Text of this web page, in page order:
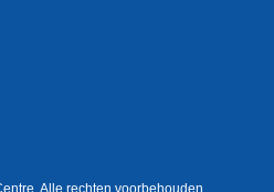
Alle rechten voorbehouden.